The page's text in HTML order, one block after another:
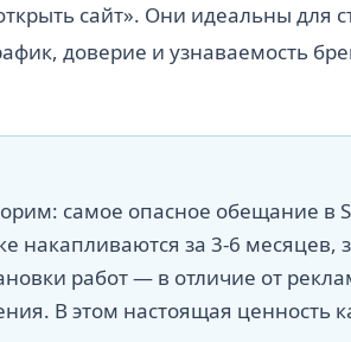
сайт». Они идеальны для
доверие и узнаваемость
самое опасное обещание в
накапливаются за 3-6 месяцев,
работ — в отличие от
В этом настоящая ценность